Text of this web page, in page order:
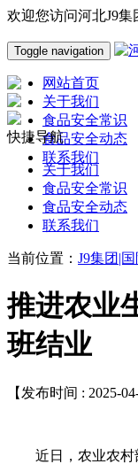
欢迎您访问河北J9
Toggle navigation
网站首页
关于我们
食品安全常识
食品安全动态
联系我们
快捷导航
关于我们
食品安全常识
食品安全动态
联系我们
当前位置： J9集团|
推进农业
班结业
【发布时间 : 2025-
近日，农业农村